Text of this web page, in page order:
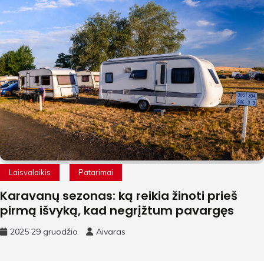
Laisvalaikis Patarimai
Karavanų sezonas: ką reikia žinoti prieš
pirmą išvyką, kad negrįžtum pavargęs
2025 29 gruodžio Aivaras